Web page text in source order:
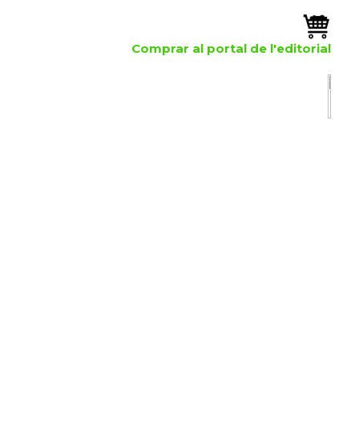
Comprar al portal de l'editorial